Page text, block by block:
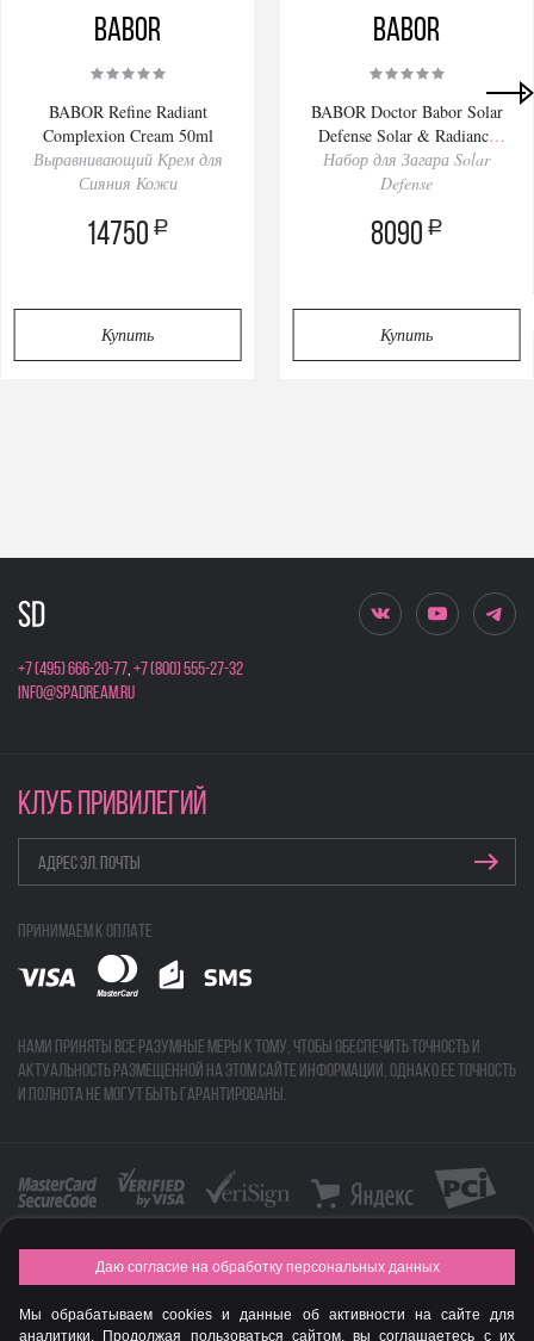
BABOR
BABOR Refine Radiant
Complexion Cream 50ml
Выравнивающий Крем для
Сияния Кожи
14750 a
Купить
BABOR
BABOR Doctor Babor Solar
Defense Solar & Radiance
Routine Set
Набор для Загара Solar
Defense
8090 a
Купить
+7 (495) 666-20-77,+7 (800) 555-27-32
info@spadream.ru
КЛУБ ПРИВИЛЕГИЙ
Принимаем к оплате
Нами приняты все разумные меры к тому, чтобы обеспечить точность и
актуальность размещенной на этом сайте информации, однако ее точность
и полнота не могут быть гарантированы.
FASHION NEW YEAR AWARDS 2015
Privacy notice
Даю согласие на обработку персональных данных
Мы обрабатываем cookies и данные об активности на сайте для
аналитики. Продолжая пользоваться сайтом, вы соглашаетесь с их